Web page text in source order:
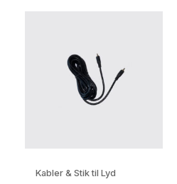
Kabler & Stik til Lyd